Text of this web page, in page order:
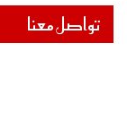
تواصل معنا